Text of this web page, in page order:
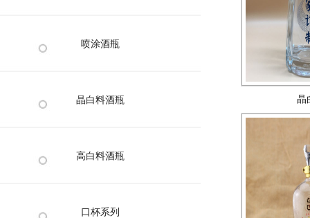
喷涂酒瓶
晶白料酒瓶
高白料酒瓶
口杯系列
晶